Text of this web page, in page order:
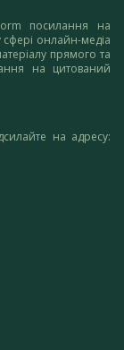
посилання на
сфері онлайн-медіа
прямого та
на цитований
на адресу: